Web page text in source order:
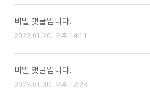
비밀 댓글입니다.
2023.01.26. 오후 14:11
비밀 댓글입니다.
2023.01.30. 오후 12:28